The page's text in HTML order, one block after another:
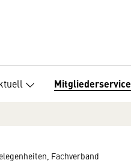
Mitgliederservice
Fachverband